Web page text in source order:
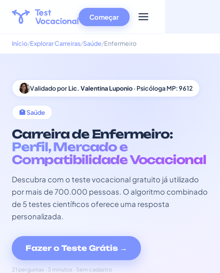
Começar
Início Explorar Carreiras Saúde Enfermeiro
Validado porLic. Valentina Luponio· Psicóloga MP: 9612
🏥 Saúde
Carreira de Enfermeiro:
Perfil, Mercado e
Compatibilidade Vocacional
Descubra com o teste vocacional gratuito já utilizado
por mais de 700.000 pessoas. O algoritmo combinado
de 5 testes científicos oferece uma resposta
personalizada.
Fazer o Teste Grátis →
21 perguntas · 3 minutos · Sem cadastro